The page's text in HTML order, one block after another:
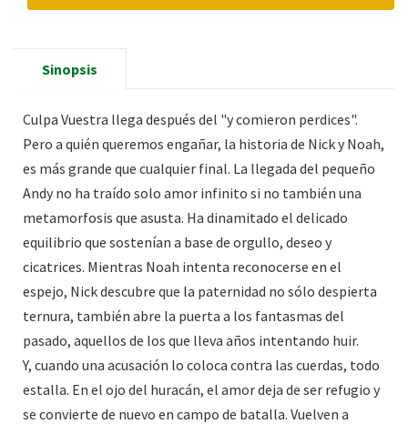
Sinopsis
Culpa Vuestra llega después del "y comieron perdices".
Pero a quién queremos engañar, la historia de Nick y Noah,
es más grande que cualquier final. La llegada del pequeño
Andy no ha traído solo amor infinito si no también una
metamorfosis que asusta. Ha dinamitado el delicado
equilibrio que sostenían a base de orgullo, deseo y
cicatrices. Mientras Noah intenta reconocerse en el
espejo, Nick descubre que la paternidad no sólo despierta
ternura, también abre la puerta a los fantasmas del
pasado, aquellos de los que lleva años intentando huir.
Y, cuando una acusación lo coloca contra las cuerdas, todo
estalla. En el ojo del huracán, el amor deja de ser refugio y
se convierte de nuevo en campo de batalla. Vuelven a